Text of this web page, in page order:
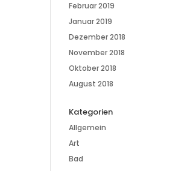
Februar 2019
Januar 2019
Dezember 2018
November 2018
Oktober 2018
August 2018
Kategorien
Allgemein
Art
Bad